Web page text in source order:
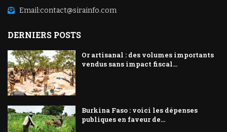
Email:contact@sirainfo.com
DERNIERS POSTS
Or artisanal : des volumes importants
vendus sans impact fiscal...
Burkina Faso : voici les dépenses
publiques en faveur de...